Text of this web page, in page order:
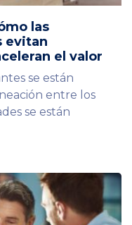
las
evitan
el valor
se están
entre los
se están